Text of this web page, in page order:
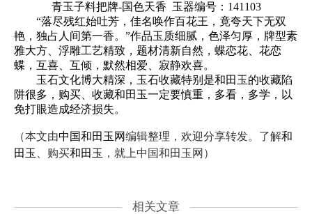
青玉子料把牌-国色天香 玉器编号：141103
“落尽残红始吐芳，佳名唤作百花王，竟夸天下无双
艳，独占人间第一香。”作品玉质细腻，色泽匀厚，牌型素
雅大方、浮雕工艺精致，题材清新自然，蝶恋花、花恋
蝶，互喜、互倾，默然相爱、寂静欢喜。
玉石文化博大精深，玉石收藏特别是和田玉的收藏陷
阱很多，购买、收藏和田玉一定要慎重，多看，多学，以
免打眼造成经济损失。
（本文由中国和田玉网编辑整理，欢迎分享转发。了解和
田玉
、购买和田玉 ，就上中国和田玉网）
相关文章